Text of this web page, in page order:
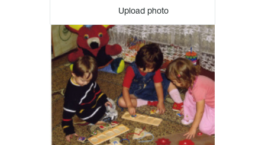
Upload photo